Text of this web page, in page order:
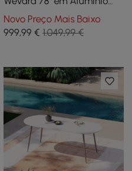
Ripado com Acabamento
em Areia, Cor Areia
Novo Preço Mais Baixo
999,99€ 1.049,99 €